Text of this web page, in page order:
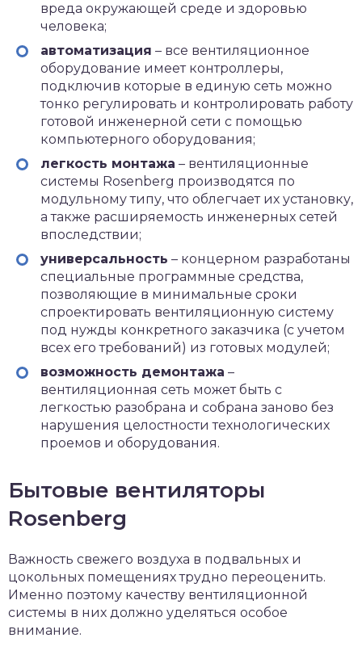
вреда окружающей среде и здоровью
человека;
автоматизация – все вентиляционное
оборудование имеет контроллеры,
подключив которые в единую сеть можно
тонко регулировать и контролировать работу
готовой инженерной сети с помощью
компьютерного оборудования;
легкость монтажа – вентиляционные
системы Rosenberg производятся по
модульному типу, что облегчает их установку,
а также расширяемость инженерных сетей
впоследствии;
универсальность – концерном разработаны
специальные программные средства,
позволяющие в минимальные сроки
спроектировать вентиляционную систему
под нужды конкретного заказчика (с учетом
всех его требований) из готовых модулей;
возможность демонтажа –
вентиляционная сеть может быть с
легкостью разобрана и собрана заново без
нарушения целостности технологических
проемов и оборудования.
Бытовые вентиляторы
Rosenberg
Важность свежего воздуха в подвальных и
цокольных помещениях трудно переоценить.
Именно поэтому качеству вентиляционной
системы в них должно уделяться особое
внимание.